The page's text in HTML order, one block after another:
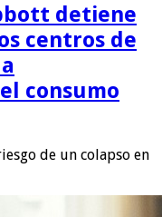
detiene
centros de
consumo
de un colapso en